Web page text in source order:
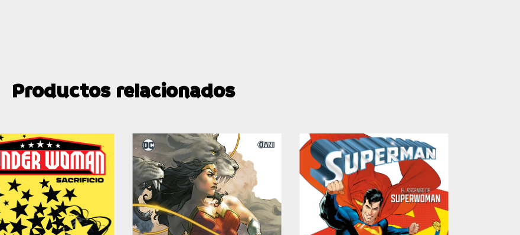
Productos relacionados